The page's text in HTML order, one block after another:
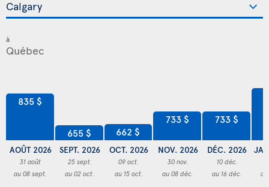
à
835 $
AOÛT 2026
31 août
au 08 sept.
655 $
SEPT. 2026
25 sept.
au 02 oct.
662 $
OCT. 2026
09 oct.
au 15 oct.
733 $
NOV. 2026
30 nov.
au 08 déc.
733 $
DÉC. 2026
10 déc.
au 16 déc.